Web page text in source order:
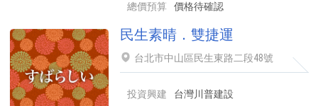
總價預算
價格待確認
民生素晴．雙捷運
台北市中山區民生東路二段48號
投資興建
台灣川普建設